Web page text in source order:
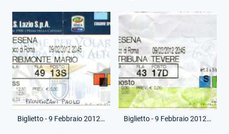
Biglietto - 9 Febbraio 2012 - Campionato Serie A - Lazio-Cesena Biglietto - 9 Febbraio 2012 - Campionato Serie A - Lazio-Cesena